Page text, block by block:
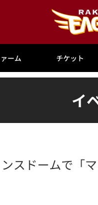
ーム チケット
イ
スドームで「